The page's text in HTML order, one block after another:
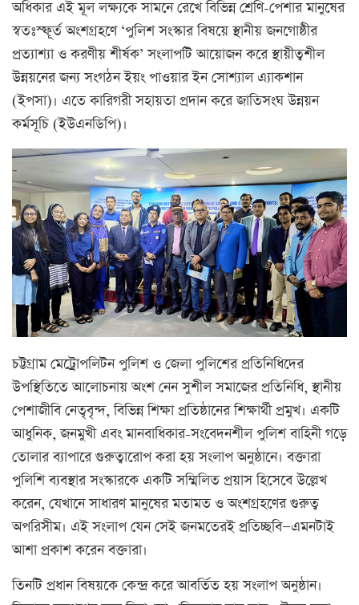
অধিকার এই মূল লক্ষ্যকে সামনে রেখে বিভিন্ন শ্রেণি-পেশার মানুষের
স্বতঃস্ফূর্ত অংশগ্রহণে ‘পুলিশ সংস্কার বিষয়ে স্থানীয় জনগোষ্ঠীর
প্রত্যাশ্যা ও করণীয় শীর্ষক’ সংলাপটি আয়োজন করে স্থায়ীত্বশীল
উন্নয়নের জন্য সংগঠন ইয়ং পাওয়ার ইন সোশ্যাল এ্যাকশান
(ইপসা)। এতে কারিগরী সহায়তা প্রদান করে জাতিসংঘ উন্নয়ন
কর্মসূচি (ইউএনডিপি)।
চট্টগ্রাম মেট্রোপলিটন পুলিশ ও জেলা পুলিশের প্রতিনিধিদের
উপস্থিতিতে আলোচনায় অংশ নেন সুশীল সমাজের প্রতিনিধি, স্থানীয়
পেশাজীবি নেতৃবৃন্দ, বিভিন্ন শিক্ষা প্রতিষ্ঠানের শিক্ষার্থী প্রমুখ। একটি
আধুনিক, জনমুখী এবং মানবাধিকার-সংবেদনশীল পুলিশ বাহিনী গড়ে
তোলার ব্যাপারে গুরুত্বারোপ করা হয় সংলাপ অনুষ্ঠানে। বক্তারা
পুলিশি ব্যবস্থার সংস্কারকে একটি সম্মিলিত প্রয়াস হিসেবে উল্লেখ
করেন, যেখানে সাধারণ মানুষের মতামত ও অংশগ্রহণের গুরুত্ব
অপরিসীম। এই সংলাপ যেন সেই জনমতেরই প্রতিচ্ছবি—এমনটাই
আশা প্রকাশ করেন বক্তারা।
তিনটি প্রধান বিষয়কে কেন্দ্র করে আবর্তিত হয় সংলাপ অনুষ্ঠান।